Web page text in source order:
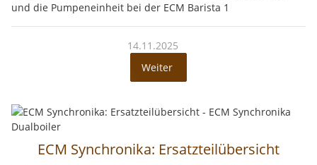
und die Pumpeneinheit bei der ECM Barista 1
14.11.2025
Weiter
ECM Synchronika: Ersatzteilübersicht